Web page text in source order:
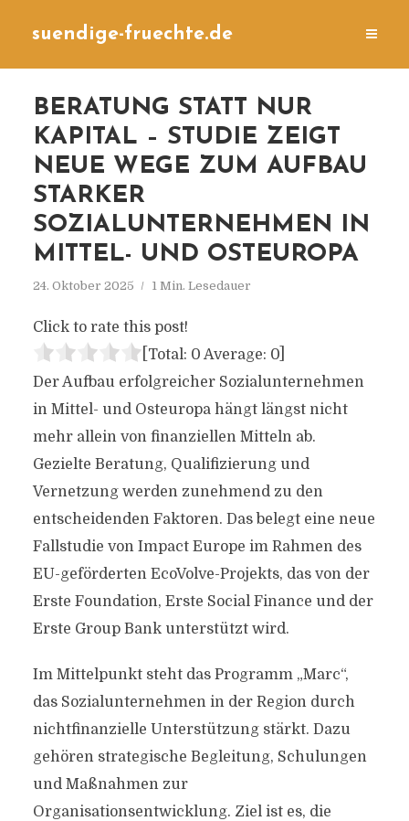
suendige-fruechte.de
BERATUNG STATT NUR
KAPITAL – STUDIE ZEIGT
NEUE WEGE ZUM AUFBAU
STARKER
SOZIALUNTERNEHMEN IN
MITTEL- UND OSTEUROPA
24. Oktober 2025 1 Min. Lesedauer
Click to rate this post!
[Total: 0 Average: 0]
Der Aufbau erfolgreicher Sozialunternehmen
in Mittel- und Osteuropa hängt längst nicht
mehr allein von finanziellen Mitteln ab.
Gezielte Beratung, Qualifizierung und
Vernetzung werden zunehmend zu den
entscheidenden Faktoren. Das belegt eine neue
Fallstudie von Impact Europe im Rahmen des
EU-geförderten EcoVolve-Projekts, das von der
Erste Foundation, Erste Social Finance und der
Erste Group Bank unterstützt wird.
Im Mittelpunkt steht das Programm „Marc“,
das Sozialunternehmen in der Region durch
nichtfinanzielle Unterstützung stärkt. Dazu
gehören strategische Begleitung, Schulungen
und Maßnahmen zur
Organisationsentwicklung. Ziel ist es, die